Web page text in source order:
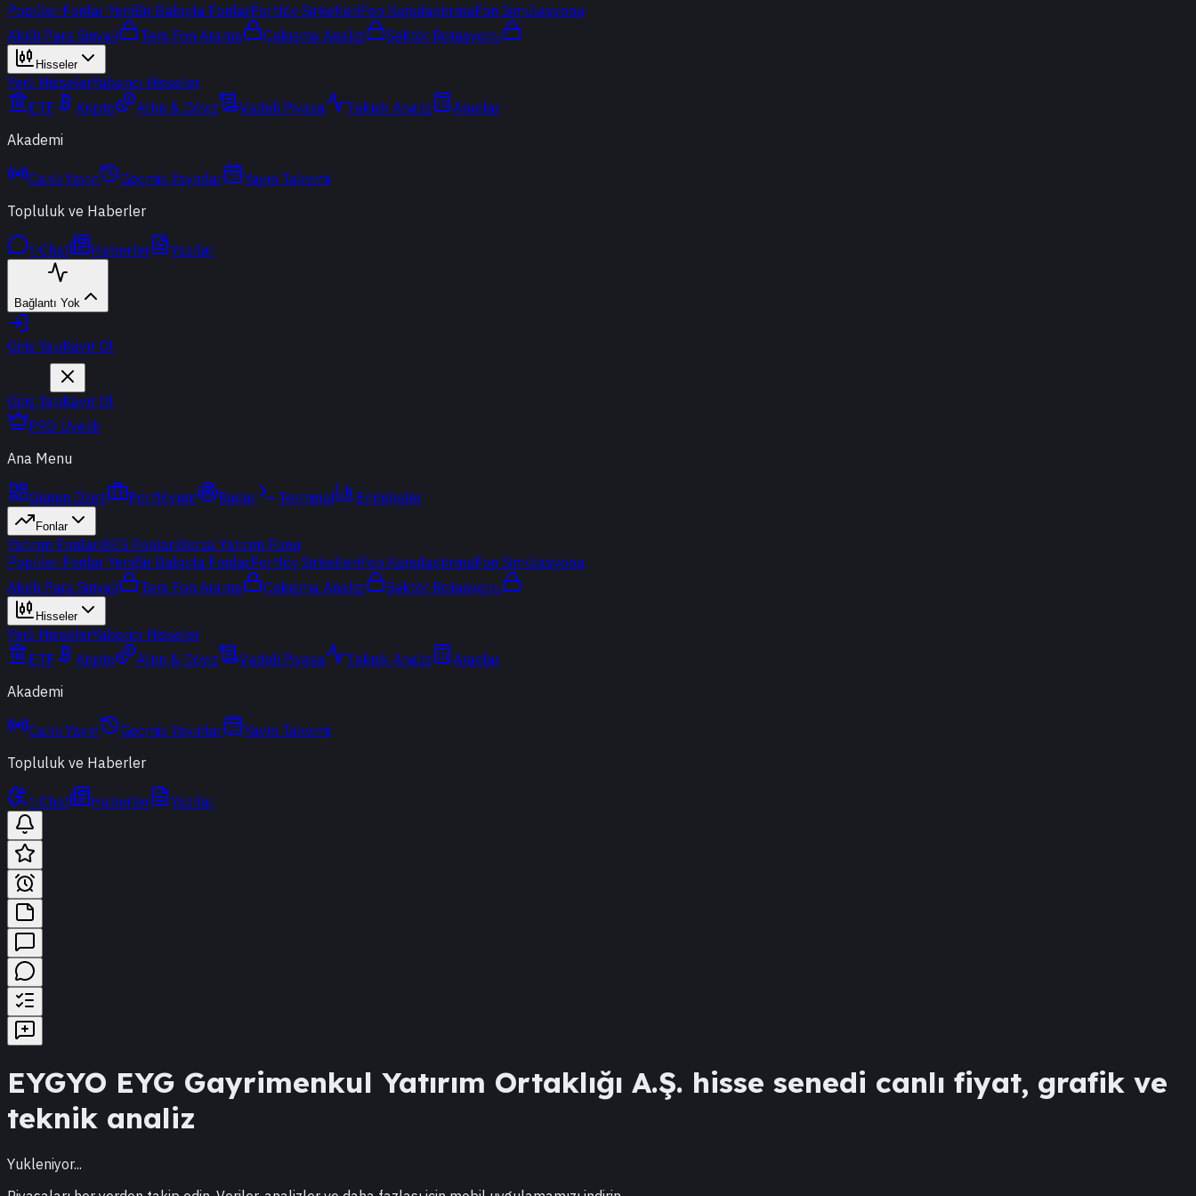
Popüler Fonlar YeniBir Bakışta FonlarPortföy ŞirketleriFon KarşılaştırmaFon Simülasyonu
Akıllı Para Sinyali
Ters Fon Arama Çakışma Analizi Sektör Rotasyonu
Hisseler
Yerli HisselerYabancı Hisseler
ETF
Kripto Altın & Döviz Vadeli Piyasa Teknik Analiz
Araçlar
Akademi
Canlı Yayın Geçmiş Yayınlar
Yayın Takvimi
Topluluk ve Haberler
t-Chat Haberler Yazılar
Bağlantı Yok
Giriş YapKayıt Ol
Giriş YapKayıt Ol
PRO Üyelik
Ana Menu
Günün Özeti Portföyüm Radar Terminal Endeksler
Fonlar
Yatırım FonlarıBES FonlarıBorsa Yatırım Fonu
Popüler Fonlar YeniBir Bakışta FonlarPortföy ŞirketleriFon KarşılaştırmaFon Simülasyonu
Akıllı Para Sinyali
Ters Fon Arama Çakışma Analizi Sektör Rotasyonu
Hisseler
Yerli HisselerYabancı Hisseler
ETF
Kripto Altın & Döviz Vadeli Piyasa Teknik Analiz
Araçlar
Akademi
Canlı Yayın Geçmiş Yayınlar
Yayın Takvimi
Topluluk ve Haberler
t-Chat Haberler Yazılar
EYGYO EYG Gayrimenkul Yatırım Ortaklığı A.Ş. hisse senedi canlı fiyat, grafik ve
teknik analiz
Yukleniyor...